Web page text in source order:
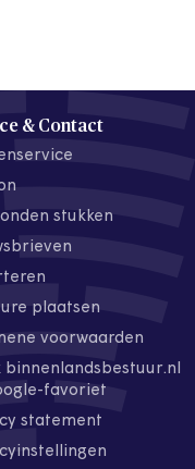
& Contact
stukken
plaatsen
voorwaarden
binnenlandsbestuur.nl
favoriet
statement